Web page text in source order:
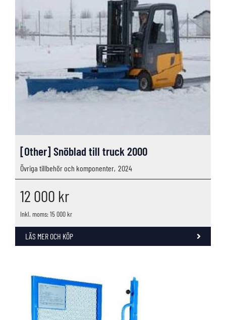
[Other] Snöblad till truck 2000
Övriga tillbehör och komponenter, 2024
12 000 kr
Inkl. moms: 15 000 kr
LÄS MER OCH KÖP